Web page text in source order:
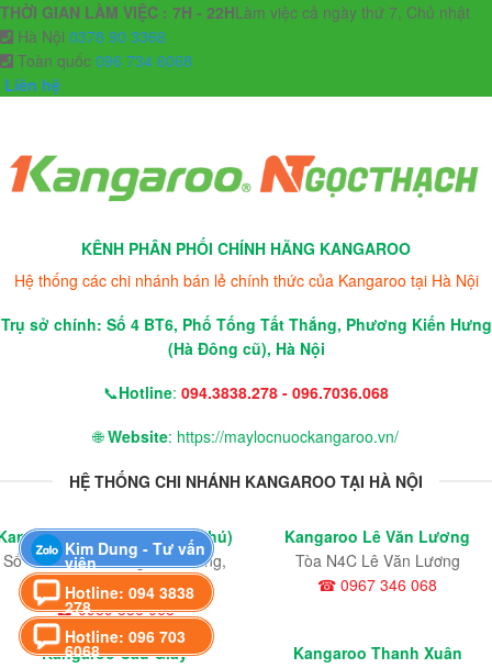
THỜI GIAN LÀM VIỆC : 7H - 22HLàm việc cả ngày thứ 7, Chủ nhật
Hà Nội 0378 90 3366
Toàn quốc 096 734 6068
Liên hệ
KÊNH PHÂN PHỐI CHÍNH HÃNG KANGAROO
Hệ thống các chi nhánh bán lẻ chính thức của Kangaroo tại Hà Nội
Trụ sở chính: Số 4 BT6, Phố Tống Tất Thắng, Phương Kiến Hưng
(Hà Đông cũ), Hà Nội
📞Hotline: 094.3838.278 - 096.7036.068
🌐Website: https://maylocnuockangaroo.vn/
HỆ THỐNG CHI NHÁNH KANGAROO TẠI HÀ NỘI
Kiến Hưng (Văn Phú)
Số 4 BT6, Phố Tống Tất Thắng,
Phường Kiến Hưng
☎ 0989 336 068
Kangaroo Lê Văn Lương
Tòa N4C Lê Văn Lương
☎ 0967 346 068
Kangaroo Cầu Giấy
Kangaroo Thanh Xuân
Kim Dung - Tư vấn
viên
Hotline: 094 3838
278
Hotline: 096 703
6068